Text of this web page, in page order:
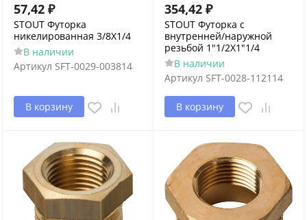
57,42 ₽
STOUT Футорка
никелированная 3/8X1/4
В наличии
Артикул SFT-0029-003814
В корзину
354,42 ₽
STOUT Футорка с
внутренней/наружной
резьбой 1"1/2X1"1/4
В наличии
Артикул SFT-0028-112114
В корзину